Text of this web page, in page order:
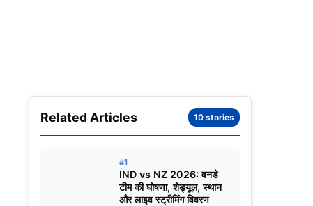
Related Articles 10 stories
#1
IND vs NZ 2026: वनडे
टीम की घोषणा, शेड्यूल, स्थान
और लाइव स्ट्रीमिंग विवरण